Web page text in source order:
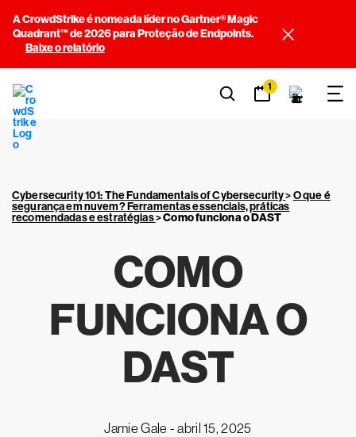
A CrowdStrike é nomeada líder no Gartner® Magic
Quadrant™ de 2026 para Proteção de Endpoints.
Baixe o relatório
1
Cybersecurity 101: The Fundamentals of Cybersecurity>O que é
segurança em nuvem? Ferramentas essenciais, práticas
recomendadas e estratégias>Como funciona o DAST
COMO
FUNCIONA O
DAST
Jamie Gale -abril 15, 2025